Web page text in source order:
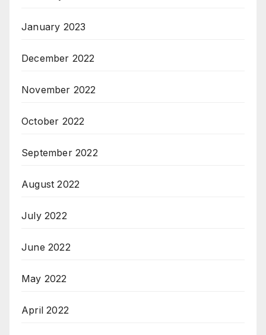
January 2023
December 2022
November 2022
October 2022
September 2022
August 2022
July 2022
June 2022
May 2022
April 2022